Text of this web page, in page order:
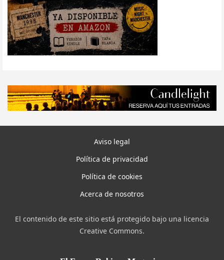
Aviso legal
Política de privacidad
Política de cookies
Acerca de nosotros
El contenido de este sitio está protegido bajo una licencia
Creative Commons.